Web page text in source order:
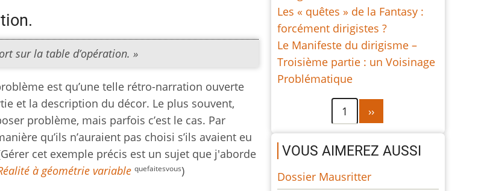
sur la table d’opération. »
est qu’une telle rétro-narration ouverte
et la description du décor. Le plus souvent,
problème, mais parfois c’est le cas. Par
qu’ils n’auraient pas choisi s’ils avaient eu
cet exemple précis est un sujet que j'aborde
à géométrie variable quefaitesvous)
Les « quêtes » de la Fantasy :
forcément dirigistes ?
Le Manifeste du dirigisme –
Troisième partie : un Voisinage
Problématique
Pagination1
Page
suivante
››
VOUS AIMEREZ AUSSI
Dossier Mausritter